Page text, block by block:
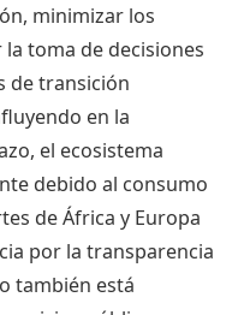
minimizar los
toma de decisiones
de transición
en la
el ecosistema
debido al consumo
de África y Europa
por la transparencia
también está